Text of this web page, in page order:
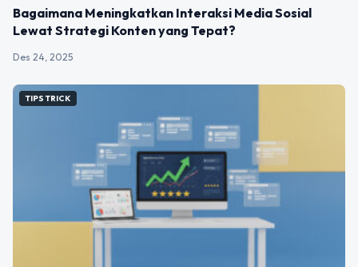
Bagaimana Meningkatkan Interaksi Media Sosial
Lewat Strategi Konten yang Tepat?
Des 24, 2025
TIPS TRICK